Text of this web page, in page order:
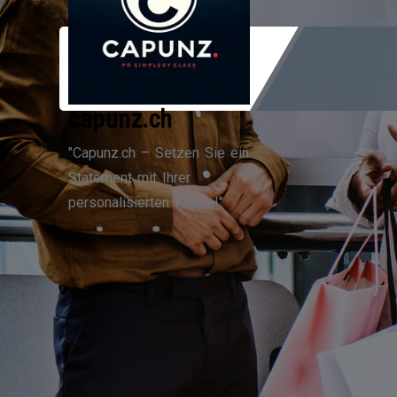
Zum
Inhalt
capunz.ch
"Capunz.ch – Setzen Sie ein
Statement mit Ihrer
personalisierten Kappe!"